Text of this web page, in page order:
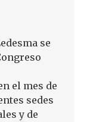
se
el mes de
sedes
y de